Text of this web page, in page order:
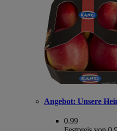
Angebot: Unsere
0.99